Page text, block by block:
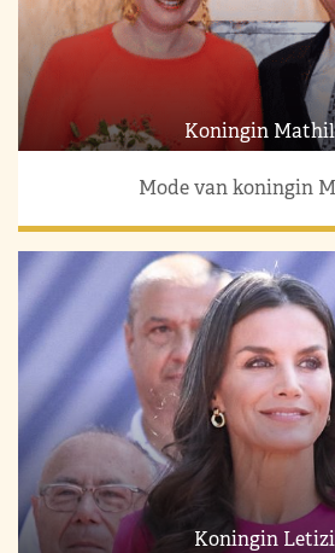
Koningin
Mode van koningin
Koningin